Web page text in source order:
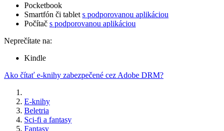
Pocketbook
Smartfón či tablet s podporovanou aplikáciou
Počítač s podporovanou aplikáciou
Neprečítate na:
Kindle
Ako čítať e-knihy zabezpečené cez Adobe DRM?
E-knihy
Beletria
Sci-fi a fantasy
Fantasy